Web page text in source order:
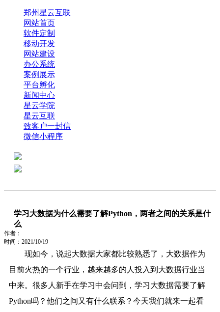
郑州星云互联
网站首页
软件定制
移动开发
网站建设
办公系统
案例展示
平台孵化
新闻中心
星云学院
星云互联
致客户一封信
微信小程序
学习大数据为什么需要了解Python，两者之间的关系是什
么
作者：
时间：2021/10/19
现如今，说起大数据大家都比较熟悉了，大数据作为
目前火热的一个行业，越来越多的人投入到大数据行业当
中来。很多人新手在学习中会问到，学习大数据需要了解
Python吗？他们之间又有什么联系？今天我们就来一起看